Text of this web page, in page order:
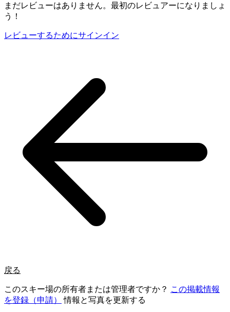
まだレビューはありません。最初のレビュアーになりましょ
う！
レビューするためにサインイン
戻る
このスキー場の所有者または管理者ですか？ この掲載情報
を登録（申請）
情報と写真を更新する